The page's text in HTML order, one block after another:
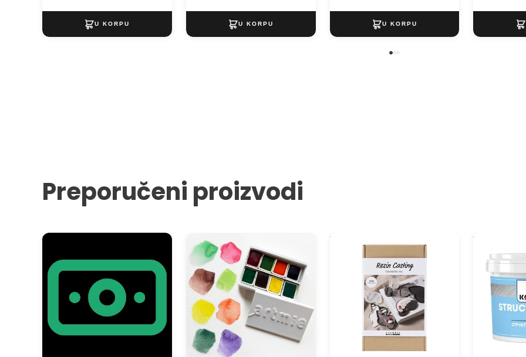
Preporučeni proizvodi
Plaćanje pouzećem
ARTMIE Set akvarel boja Solo
Goya - Prolećna oluja
Kreativni set za livenje smole -
Vhite
Paste LITE